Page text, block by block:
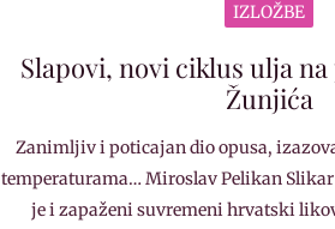
IZLOŽBE
Slapovi, novi ciklus ulja
Žunjića
Zanimljiv i poticajan dio opusa,
temperaturama… Miroslav Pelikan
je i zapaženi suvremeni hrvatski